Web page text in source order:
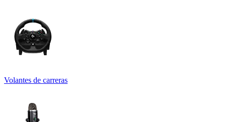
Volantes de carreras